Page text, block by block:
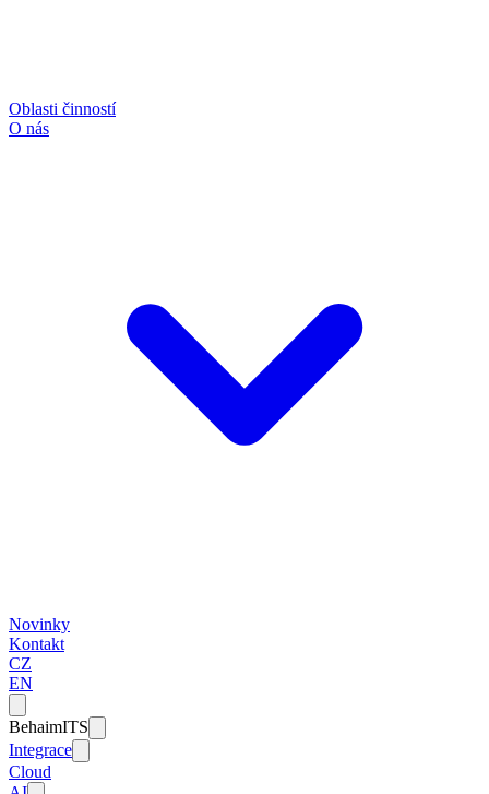
Oblasti činností
O nás
Novinky
Kontakt
CZ
EN
BehaimITS
Integrace
Cloud